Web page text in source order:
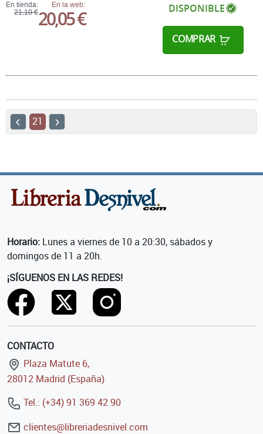
En tienda:
21,10 €
En la web:
20,05 € DISPONIBLE
COMPRAR
21
Horario: Lunes a viernes de 10 a 20:30, sábados y
domingos de 11 a 20h.
¡SÍGUENOS EN LAS REDES!
CONTACTO
Plaza Matute 6,
28012 Madrid (España)
Tel.: (+34) 91 369 42 90
clientes@libreriadesnivel.com